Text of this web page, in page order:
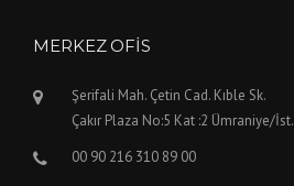
MERKEZ OFIS
Şerifali Mah. Çetin Cad. Kıble Sk.
Çakır Plaza No:5 Kat :2 Ümraniye/İst.
00 90 216 310 89 00